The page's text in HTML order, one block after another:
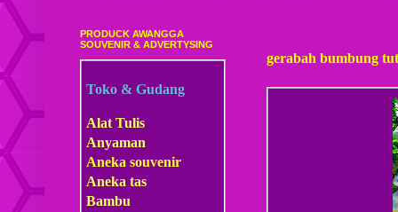
gerabah bumbung
PRODUCK AWANGGA
SOUVENIR & ADVERTYSING
Toko & Gudang
Alat Tulis
Anyaman
Aneka souvenir
Aneka tas
Bambu